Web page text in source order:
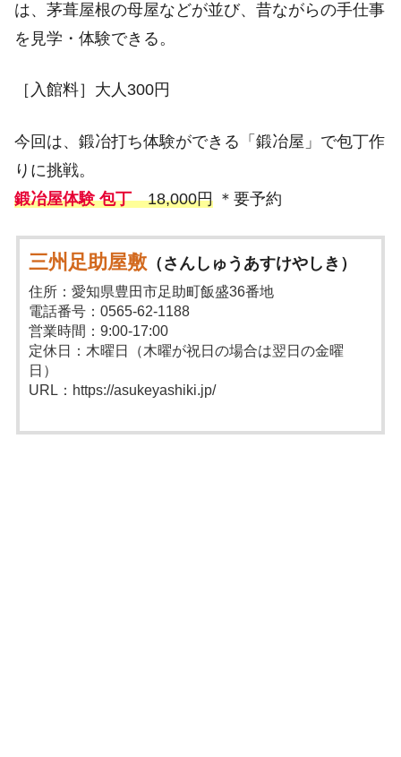
は、茅葺屋根の母屋などが並び、昔ながらの手仕事
を見学・体験できる。
［入館料］大人300円
今回は、鍛冶打ち体験ができる「鍛冶屋」で包丁作
りに挑戦。
鍛冶屋体験 包丁18,000円 ＊要予約
三州足助屋敷 （さんしゅうあすけやしき）
住所：愛知県豊田市足助町飯盛36番地
電話番号：0565-62-1188
営業時間：9:00-17:00
定休日：木曜日（木曜が祝日の場合は翌日の金曜
日）
URL：https://asukeyashiki.jp/